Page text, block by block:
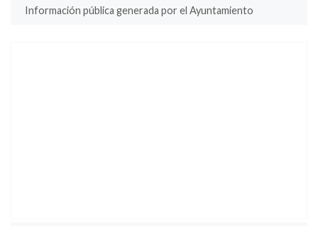
Información pública generada por el Ayuntamiento